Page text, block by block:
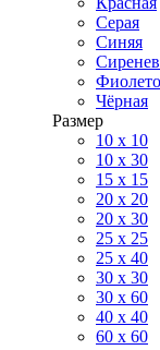
Серая
Синяя
Чёрная
Размер
10 х 10
10 x 30
15 x 15
20 х 20
20 x 30
25 x 25
25 x 40
30 x 30
30 х 60
40 х 40
60 х 60